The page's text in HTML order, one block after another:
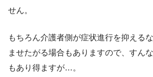
せん。
もちろん介護者側が症状進行を抑える
ませたがる場合もありますので、すん
もあり得ますが…。